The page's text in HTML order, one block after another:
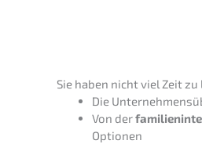
Sie haben nicht viel Zeit
Die
Von der
Optionen